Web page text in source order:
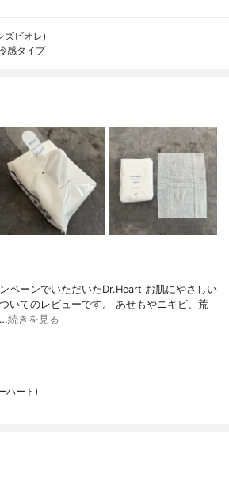
ズビオレ)
感タイプ
ペーンでいただいたDr.Heart お肌にやさしい
いてのレビューです。 あせもやニキビ、荒
続きを見る
ハート)